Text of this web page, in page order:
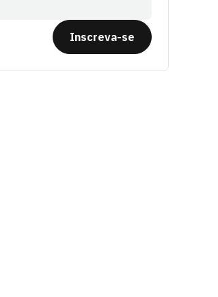
Inscreva-se